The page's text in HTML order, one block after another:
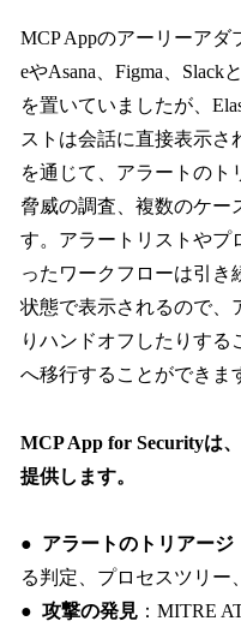
MCP Appのアーリーアダ
eやAsana、Figma、
を置いていましたが、
ストは会話に直接表示さ
を通じて、アラートのト
脅威の調査、複数のケー
す。アラートリストやプ
ったワークフローは引き
状態で表示されるので、
りハンドオフしたりする
へ移行することができま
MCP App for Securityは
提供します。
● アラートのトリアージ
る判定、プロセスツリー
● 攻撃の発見 ：MITRE